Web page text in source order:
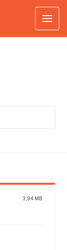
3,94 MB